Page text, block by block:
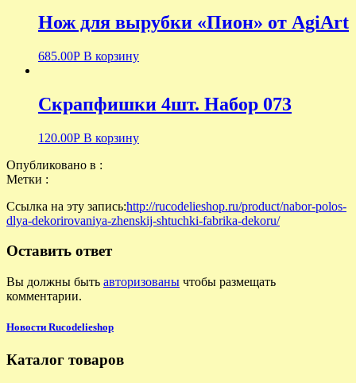
Нож для вырубки «Пион» от AgiArt
685.00Р В корзину
Скрапфишки 4шт. Набор 073
120.00Р В корзину
Опубликовано в :
Метки :
Ссылка на эту запись:http://rucodelieshop.ru/product/nabor-polos-
dlya-dekorirovaniya-zhenskij-shtuchki-fabrika-dekoru/
Оставить ответ
Вы должны быть авторизованы чтобы размещать
комментарии.
Новости Rucodelieshop
Каталог товаров